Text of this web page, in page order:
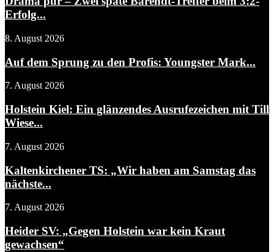
Erfolg...
8. August 2026
Auf dem Sprung zu den Profis: Youngster Mark...
7. August 2026
Holstein Kiel: Ein glänzendes Ausrufezeichen mit Till
Wiese...
7. August 2026
Kaltenkirchener TS: „Wir haben am Samstag das
nächste...
7. August 2026
Heider SV: „Gegen Holstein war kein Kraut
gewachsen“